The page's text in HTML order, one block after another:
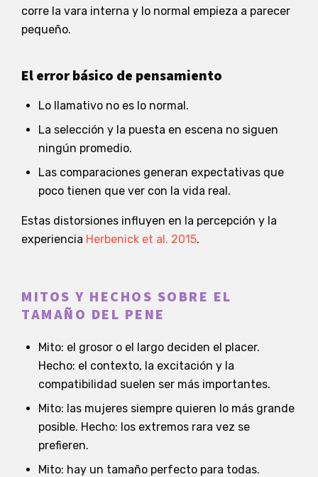
corre la vara interna y lo normal empieza a parecer
pequeño.
El error básico de pensamiento
Lo llamativo no es lo normal.
La selección y la puesta en escena no siguen
ningún promedio.
Las comparaciones generan expectativas que
poco tienen que ver con la vida real.
Estas distorsiones influyen en la percepción y la
experiencia Herbenick et al. 2015.
MITOS Y HECHOS SOBRE EL
TAMAÑO DEL PENE
Mito: el grosor o el largo deciden el placer.
Hecho: el contexto, la excitación y la
compatibilidad suelen ser más importantes.
Mito: las mujeres siempre quieren lo más grande
posible. Hecho: los extremos rara vez se
prefieren.
Mito: hay un tamaño perfecto para todas.